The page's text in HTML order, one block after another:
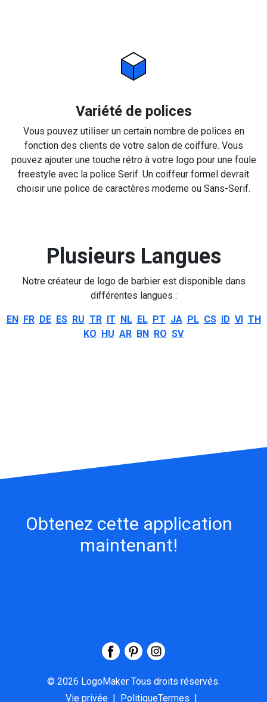
Variété de polices
Vous pouvez utiliser un certain nombre de polices en
fonction des clients de votre salon de coiffure. Vous
pouvez ajouter une touche rétro à votre logo pour une foule
freestyle avec la police Serif. Un coiffeur formel devrait
choisir une police de caractères moderne ou Sans-Serif.
Plusieurs Langues
Notre créateur de logo de barbier est disponible dans
différentes langues :
EN FR DE ES RU TR IT NL EL PT JA PL CS ID VI TH
KO HU AR BN RO SV
Obtenez cette application
maintenant!
© 2026 LogoMaker Tous droits réservés.
Vie privée | PolitiqueTermes |